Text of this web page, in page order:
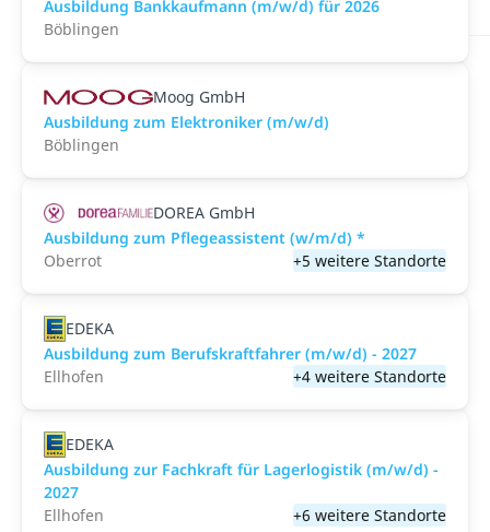
Ausbildung Bankkaufmann (m/w/d) für 2026
Böblingen
Moog GmbH
Ausbildung zum Elektroniker (m/w/d)
Böblingen
DOREA GmbH
Ausbildung zum Pflegeassistent (w/m/d) *
Oberrot
+5 weitere Standorte
EDEKA
Ausbildung zum Berufskraftfahrer (m/w/d) - 2027
Ellhofen
+4 weitere Standorte
EDEKA
Ausbildung zur Fachkraft für Lagerlogistik (m/w/d) -
2027
Ellhofen
+6 weitere Standorte